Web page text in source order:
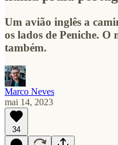
Um avião inglês a
os lados de Peniche.
também.
Marco Neves
mai 14, 2023
34